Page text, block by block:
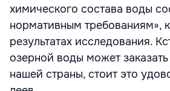
химического состава воды
нормативным требованиям»,
результатах исследования.
озерной воды может
нашей страны, стоит это